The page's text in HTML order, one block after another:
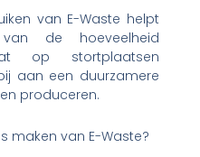
van E-Waste helpt
de hoeveelheid
op stortplaatsen
aan een duurzamere
produceren.
maken van E-Waste?